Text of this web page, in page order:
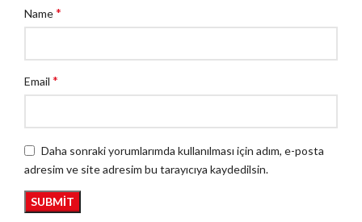
Name*
Email *
Daha sonraki yorumlarımda kullanılması için adım, e-posta
adresim ve site adresim bu tarayıcıya kaydedilsin.